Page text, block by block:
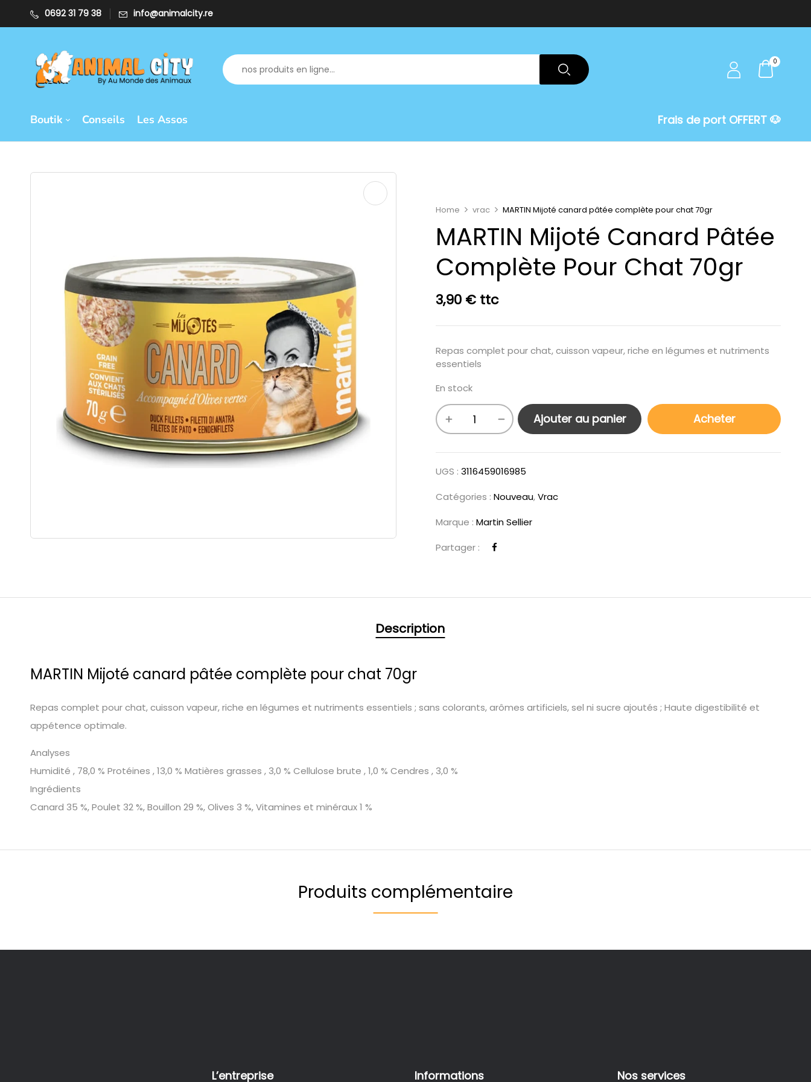
0692 31 79 38 info@animalcity.re
0
Boutik Conseils Les Assos Frais de port OFFERT 🐶
Home vrac MARTIN Mijoté canard pâtée complète pour chat 70gr
MARTIN Mijoté Canard Pâtée
Complète Pour Chat 70gr
3,90 € ttc
Repas complet pour chat, cuisson vapeur, riche en légumes et nutriments
essentiels
En stock
Ajouter au panier Acheter
UGS : 3116459016985
Catégories : Nouveau,Vrac
Marque : Martin Sellier
Partager :
Description
MARTIN Mijoté canard pâtée complète pour chat 70gr
Repas complet pour chat, cuisson vapeur, riche en légumes et nutriments essentiels ; sans colorants, arômes artificiels, sel ni sucre ajoutés ; Haute digestibilité et
appétence optimale.
Analyses
Humidité , 78,0 % Protéines , 13,0 % Matières grasses , 3,0 % Cellulose brute , 1,0 % Cendres , 3,0 %
Ingrédients
Canard 35 %, Poulet 32 %, Bouillon 29 %, Olives 3 %, Vitamines et minéraux 1 %
Produits complémentaire
L’entreprise Informations Nos services